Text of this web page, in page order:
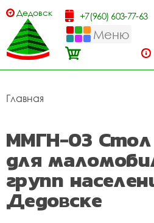
Дедовск +7(960) 603-77-63
Меню
Главная
ММГН-03 Стол
для
групп
Дедовске